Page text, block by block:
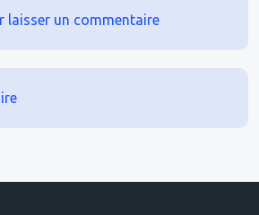
laisser un commentaire